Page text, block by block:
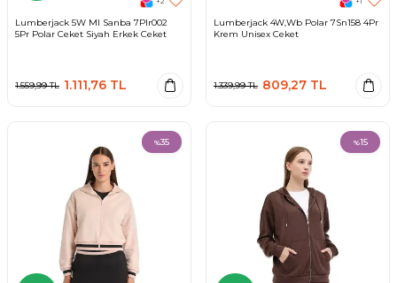
Lumberjack 5W Ml Sanba 7Plr002
5Pr Polar Ceket Siyah Erkek Ceket
1.559,99TL 1.111,76 TL
Lumberjack 4W,Wb Polar 7Sn158 4Pr
Krem Unisex Ceket
1.339,99TL 809,27 TL
%35 %15